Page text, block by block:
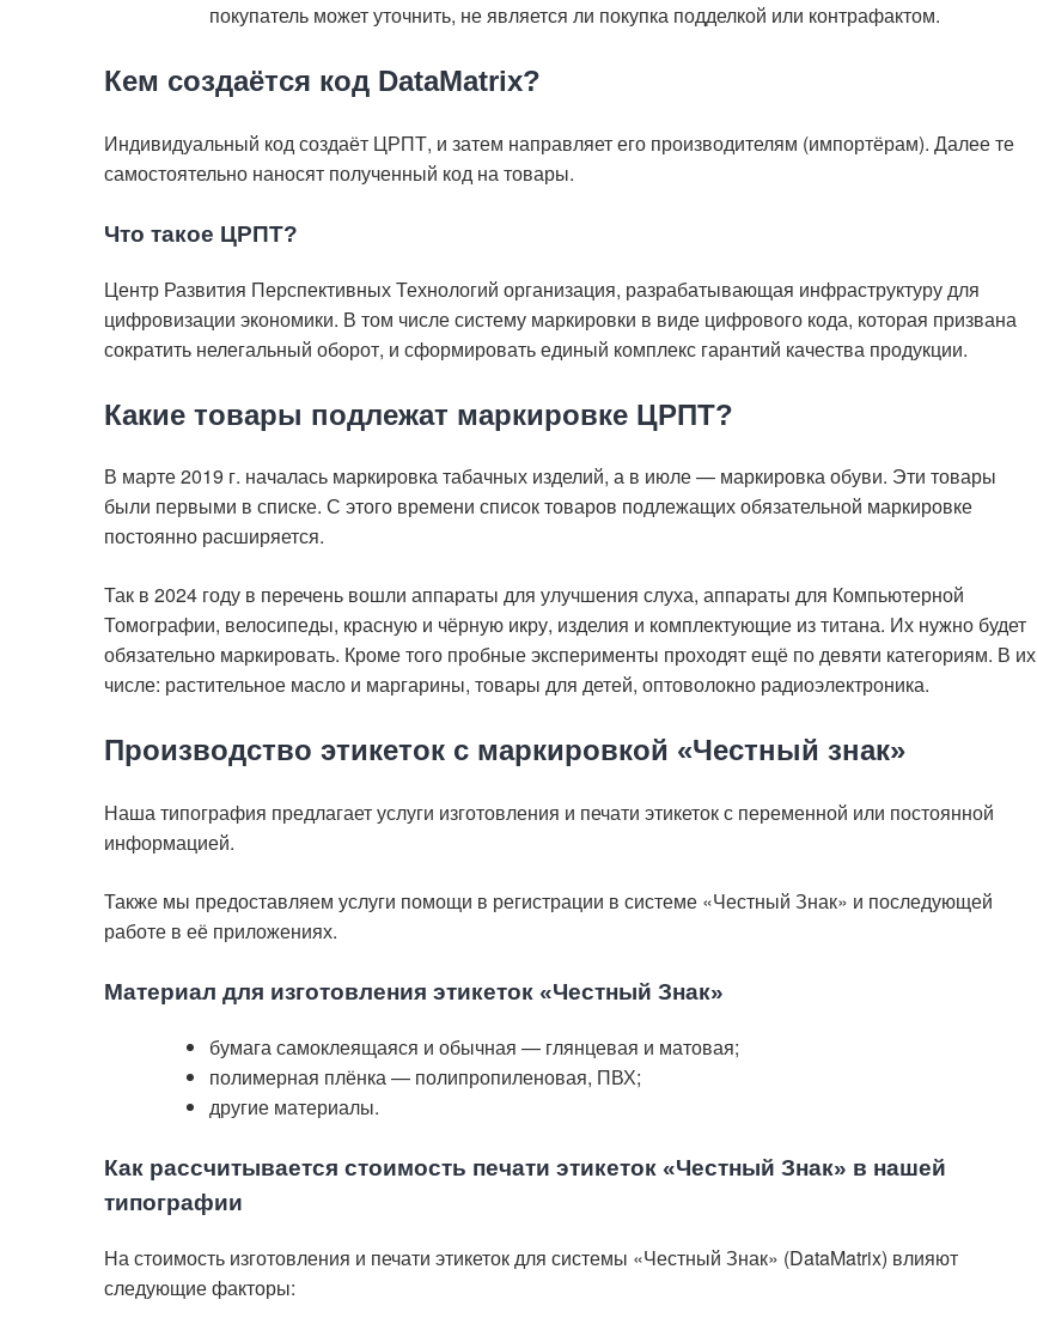
покупатель может уточнить, не является ли покупка подделкой или контрафактом.
Кем создаётся код DataMatrix?
Индивидуальный код создаёт ЦРПТ, и затем направляет его производителям (импортёрам). Далее те
самостоятельно наносят полученный код на товары.
Что такое ЦРПТ?
Центр Развития Перспективных Технологий организация, разрабатывающая инфраструктуру для
цифровизации экономики. В том числе систему маркировки в виде цифрового кода, которая призвана
сократить нелегальный оборот, и сформировать единый комплекс гарантий качества продукции.
Какие товары подлежат маркировке ЦРПТ?
В марте 2019 г. началась маркировка табачных изделий, а в июле — маркировка обуви. Эти товары
были первыми в списке. С этого времени список товаров подлежащих обязательной маркировке
постоянно расширяется.
Так в 2024 году в перечень вошли аппараты для улучшения слуха, аппараты для Компьютерной
Томографии, велосипеды, красную и чёрную икру, изделия и комплектующие из титана. Их нужно будет
обязательно маркировать. Кроме того пробные эксперименты проходят ещё по девяти категориям. В их
числе: растительное масло и маргарины, товары для детей, оптоволокно радиоэлектроника.
Производство этикеток с маркировкой «Честный знак»
Наша типография предлагает услуги изготовления и печати этикеток с переменной или постоянной
информацией.
Также мы предоставляем услуги помощи в регистрации в системе «Честный Знак» и последующей
работе в её приложениях.
Материал для изготовления этикеток «Честный Знак»
бумага самоклеящаяся и обычная — глянцевая и матовая;
полимерная плёнка — полипропиленовая, ПВХ;
другие материалы.
Как рассчитывается стоимость печати этикеток «Честный Знак» в нашей
типографии
На стоимость изготовления и печати этикеток для системы «Честный Знак» (DataMatrix) влияют
следующие факторы: